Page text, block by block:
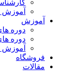
آموزش
آموزش
دوره
دوره
آموزش
فروشگاه
مقالات